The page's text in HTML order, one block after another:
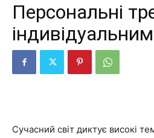
Персональні
Сучасний світ диктує високі